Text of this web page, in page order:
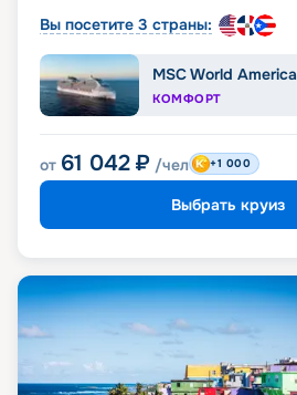
Вы посетите 3 страны:
MSC World America
КОМФОРТ
от 61 042 ₽ /чел +1 000
Выбрать круиз